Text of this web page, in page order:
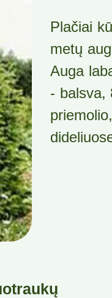
Plačiai
metų
Auga
- balsva,